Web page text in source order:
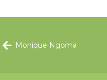
Monique Ngoma